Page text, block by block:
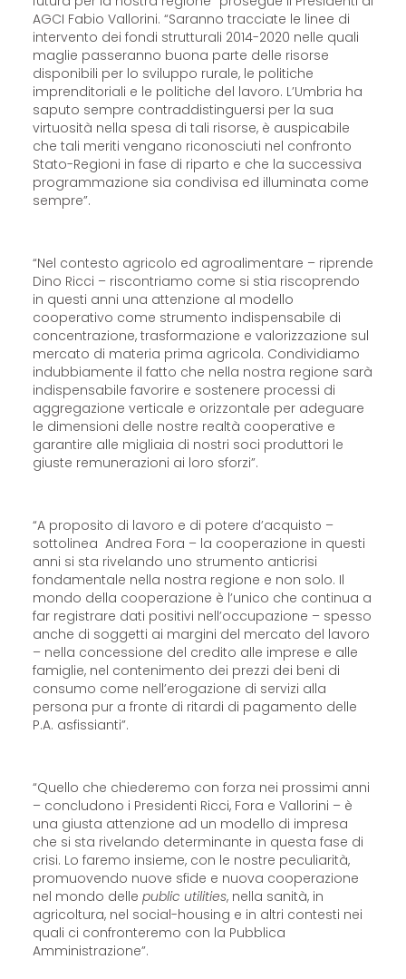
AGCI Fabio Vallorini. “Saranno tracciate le linee di
intervento dei fondi strutturali 2014-2020 nelle quali
maglie passeranno buona parte delle risorse
disponibili per lo sviluppo rurale, le politiche
imprenditoriali e le politiche del lavoro. L’Umbria ha
saputo sempre contraddistinguersi per la sua
virtuosità nella spesa di tali risorse, è auspicabile
che tali meriti vengano riconosciuti nel confronto
Stato-Regioni in fase di riparto e che la successiva
programmazione sia condivisa ed illuminata come
sempre”.
“Nel contesto agricolo ed agroalimentare – riprende
Dino Ricci – riscontriamo come si stia riscoprendo
in questi anni una attenzione al modello
cooperativo come strumento indispensabile di
concentrazione, trasformazione e valorizzazione sul
mercato di materia prima agricola. Condividiamo
indubbiamente il fatto che nella nostra regione sarà
indispensabile favorire e sostenere processi di
aggregazione verticale e orizzontale per adeguare
le dimensioni delle nostre realtà cooperative e
garantire alle migliaia di nostri soci produttori le
giuste remunerazioni ai loro sforzi”.
“A proposito di lavoro e di potere d’acquisto –
sottolinea Andrea Fora – la cooperazione in questi
anni si sta rivelando uno strumento anticrisi
fondamentale nella nostra regione e non solo. Il
mondo della cooperazione è l’unico che continua a
far registrare dati positivi nell’occupazione – spesso
anche di soggetti ai margini del mercato del lavoro
– nella concessione del credito alle imprese e alle
famiglie, nel contenimento dei prezzi dei beni di
consumo come nell’erogazione di servizi alla
persona pur a fronte di ritardi di pagamento delle
P.A. asfissianti”.
“Quello che chiederemo con forza nei prossimi anni
– concludono i Presidenti Ricci, Fora e Vallorini – è
una giusta attenzione ad un modello di impresa
che si sta rivelando determinante in questa fase di
crisi. Lo faremo insieme, con le nostre peculiarità,
promuovendo nuove sfide e nuova cooperazione
nel mondo delle public utilities, nella sanità, in
agricoltura, nel social-housing e in altri contesti nei
quali ci confronteremo con la Pubblica
Amministrazione”.